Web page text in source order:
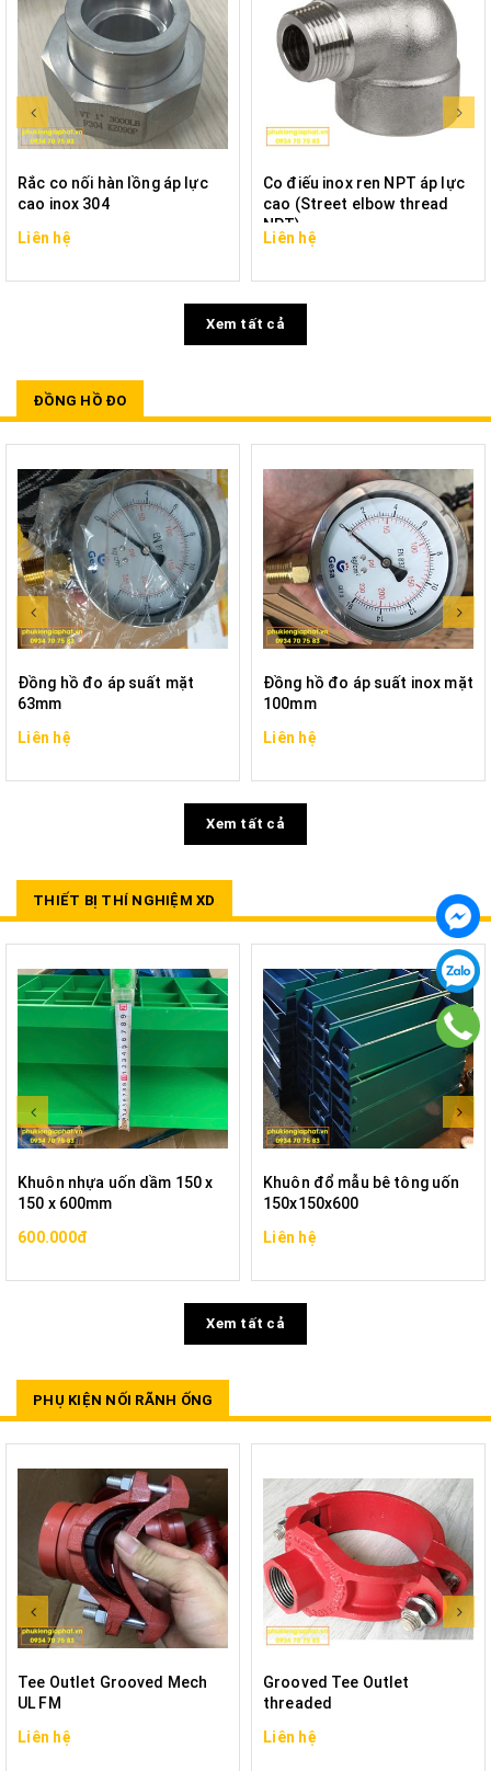
Rắc co nối hàn lồng áp lực
cao inox 304
Liên hệ
Co điếu inox ren NPT áp lực
cao (Street elbow thread
NPT)
Liên hệ
Xem tất cả
ĐỒNG HỒ ĐO
Đồng hồ đo áp suất mặt
63mm
Liên hệ
Đồng hồ đo áp suất inox mặt
100mm
Liên hệ
Xem tất cả
THIẾT BỊ THÍ NGHIỆM XD
Khuôn nhựa uốn dầm 150 x
150 x 600mm
600.000đ
Khuôn đổ mẫu bê tông uốn
150x150x600
Liên hệ
Xem tất cả
PHỤ KIỆN NỐI RÃNH ỐNG
Tee Outlet Grooved Mech
UL FM
Liên hệ
Grooved Tee Outlet
threaded
Liên hệ